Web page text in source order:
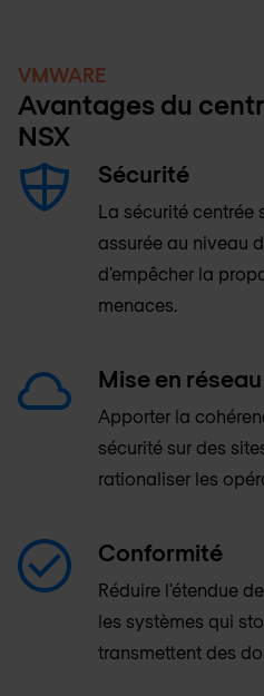
VMWARE
Avantages du
NSX
Sécurité
La sécurité centrée
assurée au niveau
d'empêcher la
menaces.
Mise en
Apporter la
sécurité sur des
rationaliser les
Conformité
Réduire l'étendue
les systèmes qui
transmettent des